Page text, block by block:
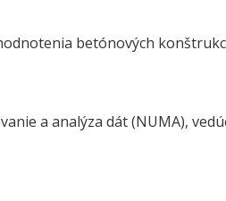
betónových
a analýza dát (NUMA),